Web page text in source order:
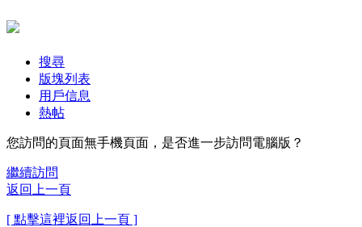
搜尋
版塊列表
用戶信息
熱帖
您訪問的頁面無手機頁面，是否進一步訪問電腦版？
繼續訪問
返回上一頁
[ 點擊這裡返回上一頁 ]